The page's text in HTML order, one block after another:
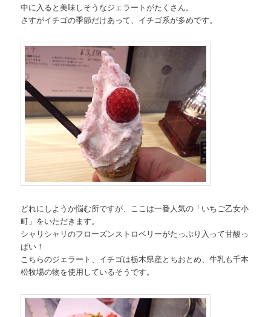
中に入ると美味しそうなジェラートがたくさん。
さすがイチゴの季節だけあって、イチゴ系が多めです。
どれにしようか悩む所ですが、ここは一番人気の「いちご乙女小
町」をいただきます。
シャリシャリのフローズンストロベリーがたっぷり入って甘酸っ
ぱい！
こちらのジェラート、イチゴは栃木県産とちおとめ、牛乳も千本
松牧場の物を使用しているそうです。